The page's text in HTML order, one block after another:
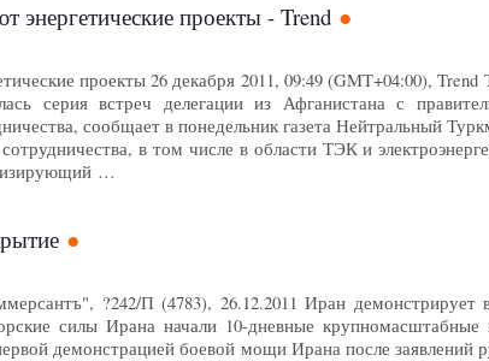
энергетические проекты - Trend
проекты 26 декабря 2011, 09:49 (GMT+04:00),
серия встреч делегации из Афганистана с
сообщает в понедельник газета Нейтральный
в том числе в области ТЭК и
…
?242/П (4783), 26.12.2011 Иран демонстрирует
силы Ирана начали 10-дневные крупномасштабные
демонстрацией боевой мощи Ирана после